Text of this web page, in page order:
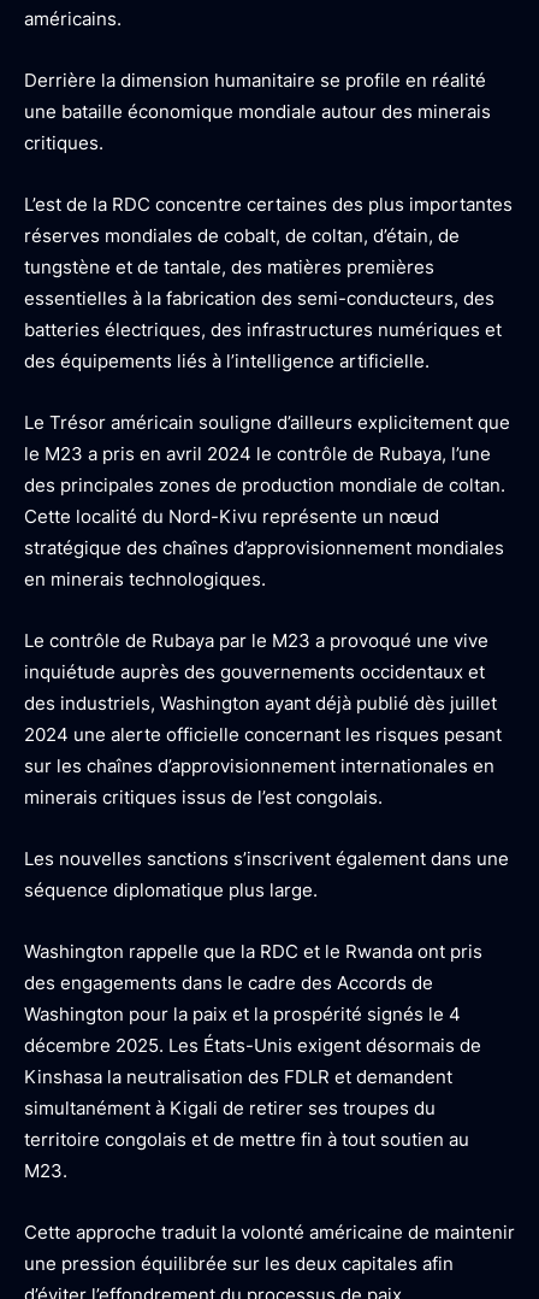
américains.
Derrière la dimension humanitaire se profile en réalité
une bataille économique mondiale autour des minerais
critiques.
L’est de la RDC concentre certaines des plus importantes
réserves mondiales de cobalt, de coltan, d’étain, de
tungstène et de tantale, des matières premières
essentielles à la fabrication des semi-conducteurs, des
batteries électriques, des infrastructures numériques et
des équipements liés à l’intelligence artificielle.
Le Trésor américain souligne d’ailleurs explicitement que
le M23 a pris en avril 2024 le contrôle de Rubaya, l’une
des principales zones de production mondiale de coltan.
Cette localité du Nord-Kivu représente un nœud
stratégique des chaînes d’approvisionnement mondiales
en minerais technologiques.
Le contrôle de Rubaya par le M23 a provoqué une vive
inquiétude auprès des gouvernements occidentaux et
des industriels, Washington ayant déjà publié dès juillet
2024 une alerte officielle concernant les risques pesant
sur les chaînes d’approvisionnement internationales en
minerais critiques issus de l’est congolais.
Les nouvelles sanctions s’inscrivent également dans une
séquence diplomatique plus large.
Washington rappelle que la RDC et le Rwanda ont pris
des engagements dans le cadre des Accords de
Washington pour la paix et la prospérité signés le 4
décembre 2025. Les États-Unis exigent désormais de
Kinshasa la neutralisation des FDLR et demandent
simultanément à Kigali de retirer ses troupes du
territoire congolais et de mettre fin à tout soutien au
M23.
Cette approche traduit la volonté américaine de maintenir
une pression équilibrée sur les deux capitales afin
d’éviter l’effondrement du processus de paix.